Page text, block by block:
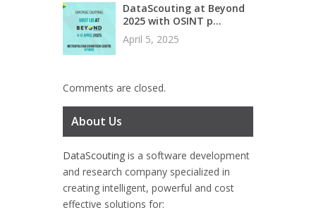
DataScouting at Beyond
2025 with OSINT p...
April 5, 2025
Comments are closed.
About Us
DataScouting is a software development
and research company specialized in
creating intelligent, powerful and cost
effective solutions for: